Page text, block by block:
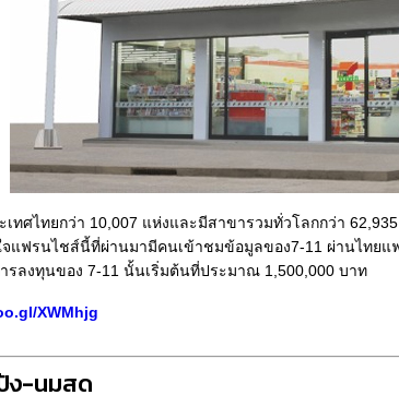
ทศไทยกว่า 10,007 แห่งและมีสาขารวมทั่วโลกกว่า
แฟรนไชส์นี้ที่ผ่านมามีคนเข้าชมข้อมูลของ7-11 ผ่านไทยแ
รลงทุนของ 7-11 นั้นเริ่มต้นที่ประมาณ 1,500,000 บาท
XWMhjg
ง-นมสด